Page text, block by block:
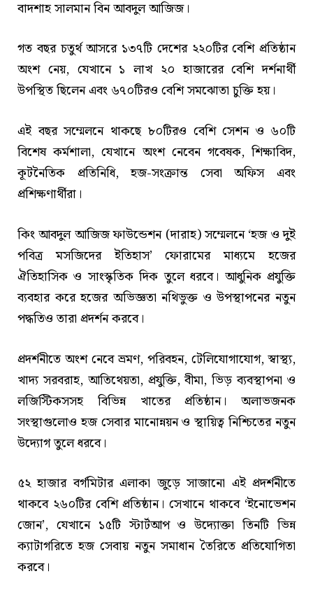
বাদশাহ সালমান বিন আবদুল আজিজ।
গত বছর চতুর্থ আসরে ১৩৭টি দেশের ২২০টির বেশি প্রতিষ্ঠান
অংশ নেয়, যেখানে ১ লাখ ২০ হাজারের বেশি দর্শনার্থী
উপস্থিত ছিলেন এবং ৬৭০টিরও বেশি সমঝোতা চুক্তি হয়।
এই বছর সম্মেলনে থাকছে ৮০টিরও বেশি সেশন ও ৬০টি
বিশেষ কর্মশালা, যেখানে অংশ নেবেন গবেষক, শিক্ষাবিদ,
কূটনৈতিক প্রতিনিধি, হজ-সংক্রান্ত সেবা অফিস এবং
প্রশিক্ষণার্থীরা।
কিং আবদুল আজিজ ফাউন্ডেশন (দারাহ) সম্মেলনে ‘হজ ও দুই
পবিত্র মসজিদের ইতিহাস’ ফোরামের মাধ্যমে হজের
ঐতিহাসিক ও সাংস্কৃতিক দিক তুলে ধরবে। আধুনিক প্রযুক্তি
ব্যবহার করে হজের অভিজ্ঞতা নথিভুক্ত ও উপস্থাপনের নতুন
পদ্ধতিও তারা প্রদর্শন করবে।
প্রদর্শনীতে অংশ নেবে ভ্রমণ, পরিবহন, টেলিযোগাযোগ, স্বাস্থ্য,
খাদ্য সরবরাহ, আতিথেয়তা, প্রযুক্তি, বীমা, ভিড় ব্যবস্থাপনা ও
লজিস্টিকসসহ বিভিন্ন খাতের প্রতিষ্ঠান। অলাভজনক
সংস্থাগুলোও হজ সেবার মানোন্নয়ন ও স্থায়িত্ব নিশ্চিতের নতুন
উদ্যোগ তুলে ধরবে।
৫২ হাজার বর্গমিটার এলাকা জুড়ে সাজানো এই প্রদর্শনীতে
থাকবে ২৬০টির বেশি প্রতিষ্ঠান। সেখানে থাকবে ‘ইনোভেশন
জোন’, যেখানে ১৫টি স্টার্টআপ ও উদ্যোক্তা তিনটি ভিন্ন
ক্যাটাগরিতে হজ সেবায় নতুন সমাধান তৈরিতে প্রতিযোগিতা
করবে।